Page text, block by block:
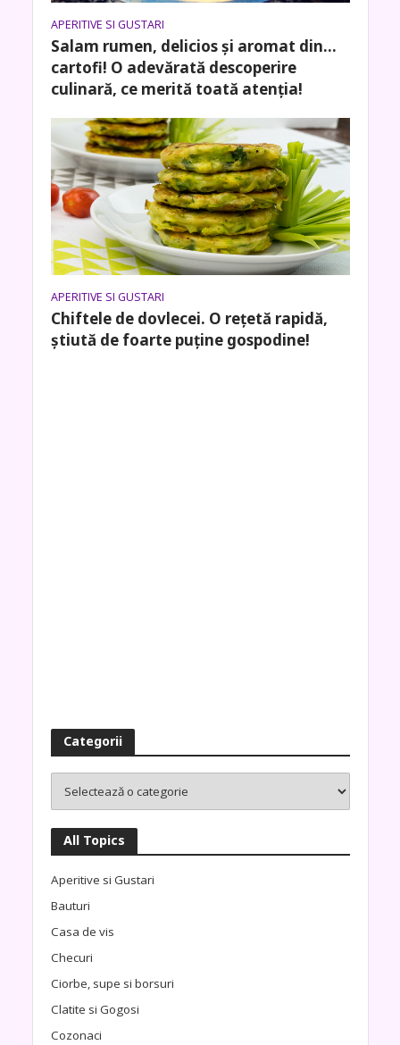
APERITIVE SI GUSTARI
Salam rumen, delicios și aromat din…
cartofi! O adevărată descoperire
culinară, ce merită toată atenția!
APERITIVE SI GUSTARI
Chiftele de dovlecei. O rețetă rapidă,
știută de foarte puține gospodine!
Categorii
All Topics
Aperitive si Gustari
Bauturi
Casa de vis
Checuri
Ciorbe, supe si borsuri
Clatite si Gogosi
Cozonaci